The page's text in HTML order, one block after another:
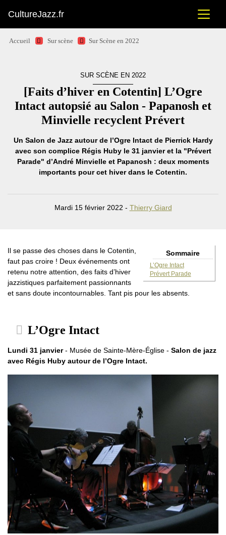
CultureJazz.fr
Accueil Sur scène Sur Scène en 2022
SUR SCÈNE EN 2022
[Faits d’hiver en Cotentin] L’Ogre
Intact autopsié au Salon - Papanosh et
Minvielle recyclent Prévert
Un Salon de Jazz autour de l’Ogre Intact de Pierrick Hardy
avec son complice Régis Huby le 31 janvier et la "Prévert
Parade" d’André Minvielle et Papanosh : deux moments
importants pour cet hiver dans le Cotentin.
Mardi 15 février 2022 - Thierry Giard
Sommaire
L’Ogre Intact
Prévert Parade
Il se passe des choses dans le Cotentin,
faut pas croire ! Deux événements ont
retenu notre attention, des faits d’hiver
jazzistiques parfaitement passionnants
et sans doute incontournables. Tant pis pour les absents.
L’Ogre Intact
Lundi 31 janvier- Musée de Sainte-Mère-Église - Salon de jazz
avec Régis Huby autour de l’Ogre Intact.